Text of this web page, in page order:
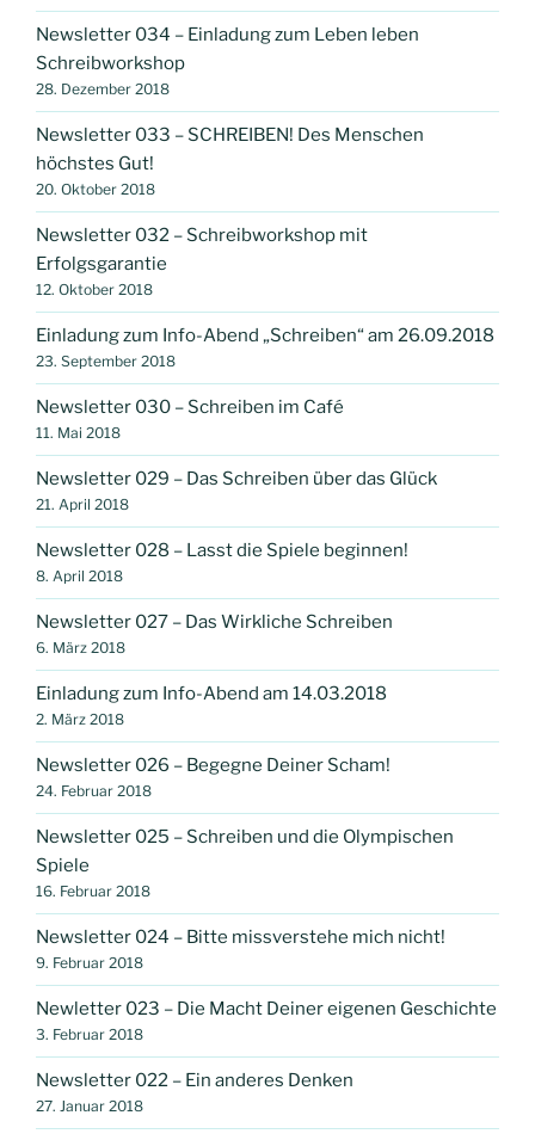
Newsletter 034 – Einladung zum Leben leben
Schreibworkshop
28. Dezember 2018
Newsletter 033 – SCHREIBEN! Des Menschen
höchstes Gut!
20. Oktober 2018
Newsletter 032 – Schreibworkshop mit
Erfolgsgarantie
12. Oktober 2018
Einladung zum Info-Abend „Schreiben“ am 26.09.2018
23. September 2018
Newsletter 030 – Schreiben im Café
11. Mai 2018
Newsletter 029 – Das Schreiben über das Glück
21. April 2018
Newsletter 028 – Lasst die Spiele beginnen!
8. April 2018
Newsletter 027 – Das Wirkliche Schreiben
6. März 2018
Einladung zum Info-Abend am 14.03.2018
2. März 2018
Newsletter 026 – Begegne Deiner Scham!
24. Februar 2018
Newsletter 025 – Schreiben und die Olympischen
Spiele
16. Februar 2018
Newsletter 024 – Bitte missverstehe mich nicht!
9. Februar 2018
Newletter 023 – Die Macht Deiner eigenen Geschichte
3. Februar 2018
Newsletter 022 – Ein anderes Denken
27. Januar 2018